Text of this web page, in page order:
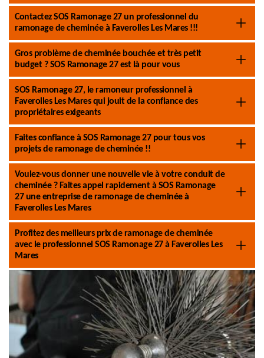
Contactez SOS Ramonage 27 un professionnel du
ramonage de cheminée à Faverolles Les Mares !!!
Gros problème de cheminée bouchée et très petit
budget ? SOS Ramonage 27 est là pour vous
SOS Ramonage 27, le ramoneur professionnel à
Faverolles Les Mares qui jouit de la confiance des
propriétaires exigeants
Faites confiance à SOS Ramonage 27 pour tous vos
projets de ramonage de cheminée !!
Voulez-vous donner une nouvelle vie à votre conduit de
cheminée ? Faites appel rapidement à SOS Ramonage
27 une entreprise de ramonage de cheminée à
Faverolles Les Mares
Profitez des meilleurs prix de ramonage de cheminée
avec le professionnel SOS Ramonage 27 à Faverolles Les
Mares